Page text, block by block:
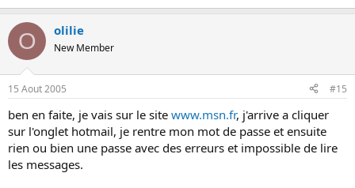
O olilie
New Member
15 Aout 2005 #15
ben en faite, je vais sur le site www.msn.fr, j'arrive a cliquer
sur l'onglet hotmail, je rentre mon mot de passe et ensuite
rien ou bien une passe avec des erreurs et impossible de lire
les messages.